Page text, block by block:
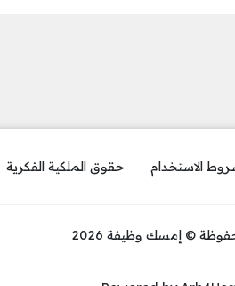
الاستخدام حقوق الملكية الفكرية
© إمسك وظيفة 2026